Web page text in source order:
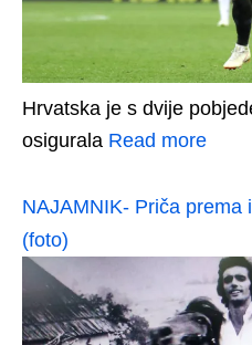
Hrvatska je s dvije
osigurala Read more
NAJAMNIK- Priča
(foto)